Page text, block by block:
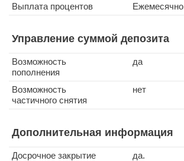
Выплата процентов
Ежемесячно
Управление суммой депозита
Возможность
пополнения
да
Возможность
частичного снятия
нет
Дополнительная информация
Досрочное закрытие
да.